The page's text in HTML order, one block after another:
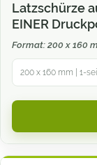
Latzschürze
EINER
Format: 200 x 160
200 x 160 mm | 1-